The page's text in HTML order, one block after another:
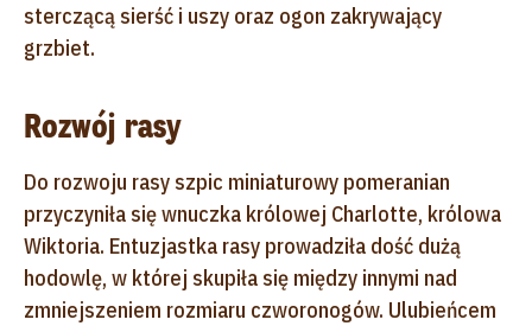
sterczącą sierść i uszy oraz ogon zakrywający
grzbiet.
Rozwój rasy
Do rozwoju rasy szpic miniaturowy pomeranian
przyczyniła się wnuczka królowej Charlotte, królowa
Wiktoria. Entuzjastka rasy prowadziła dość dużą
hodowlę, w której skupiła się między innymi nad
zmniejszeniem rozmiaru czworonogów. Ulubieńcem